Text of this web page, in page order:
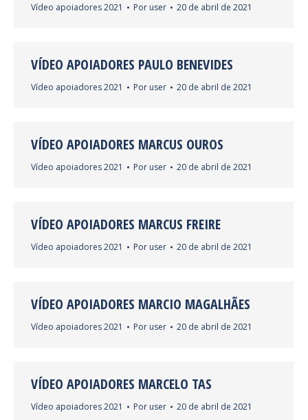
Vídeo apoiadores 2021 Por user 20 de abril de 2021
VÍDEO APOIADORES PAULO BENEVIDES
Vídeo apoiadores 2021 Por user 20 de abril de 2021
VÍDEO APOIADORES MARCUS OUROS
Vídeo apoiadores 2021 Por user 20 de abril de 2021
VÍDEO APOIADORES MARCUS FREIRE
Vídeo apoiadores 2021 Por user 20 de abril de 2021
VÍDEO APOIADORES MARCIO MAGALHÃES
Vídeo apoiadores 2021 Por user 20 de abril de 2021
VÍDEO APOIADORES MARCELO TAS
Vídeo apoiadores 2021 Por user 20 de abril de 2021